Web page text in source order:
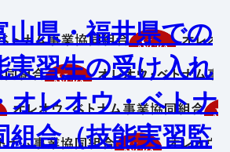
山県・福井県での
実習生の受け入れ
オレオウ・ベトナ
組合（技能実習監